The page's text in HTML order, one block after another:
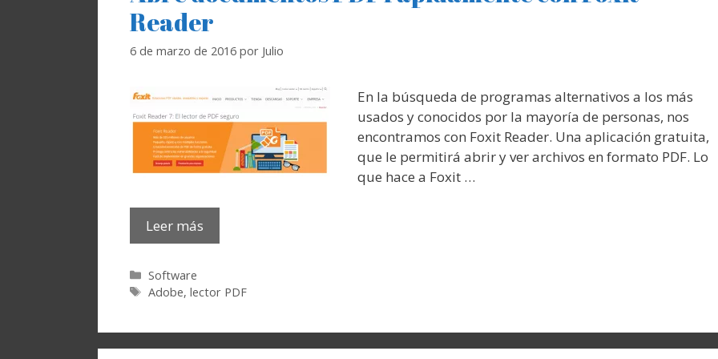
Reader
6 de marzo de 2016 por Julio
En la búsqueda de programas alternativos a los más
usados y conocidos por la mayoría de personas, nos
encontramos con Foxit Reader. Una aplicación gratuita,
que le permitirá abrir y ver archivos en formato PDF. Lo
que hace a Foxit …
Leer más
Categorías
Software
Etiquetas
Adobe,lector PDF